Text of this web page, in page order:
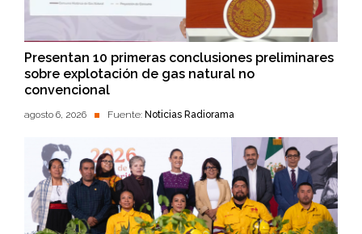
Presentan 10 primeras conclusiones preliminares
sobre explotación de gas natural no
convencional
agosto 6, 2026 Fuente: Noticias Radiorama